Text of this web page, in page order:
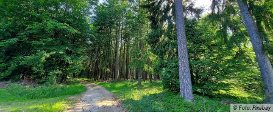
© Foto: Pixabay